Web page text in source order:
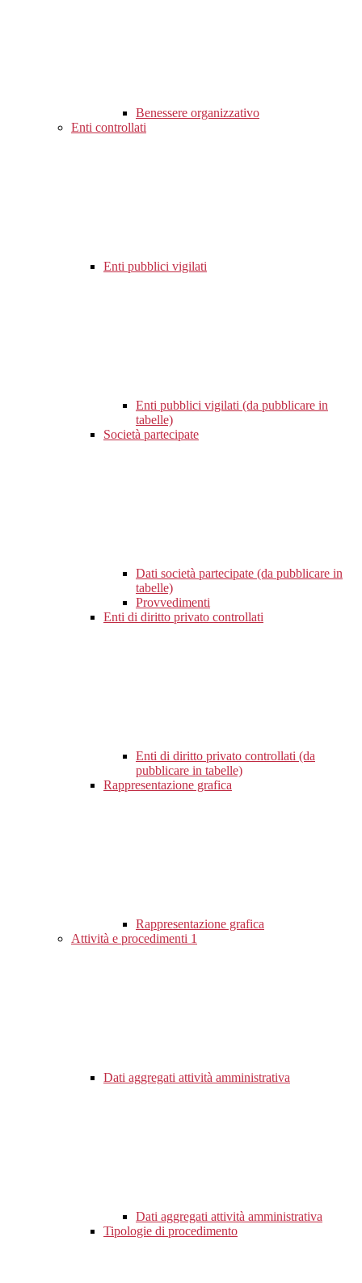
Benessere organizzativo
Enti controllati
Enti pubblici vigilati
Enti pubblici vigilati (da pubblicare in
tabelle)
Società partecipate
Dati società partecipate (da pubblicare in
tabelle)
Provvedimenti
Enti di diritto privato controllati
Enti di diritto privato controllati (da
pubblicare in tabelle)
Rappresentazione grafica
Rappresentazione grafica
Attività e procedimenti 1
Dati aggregati attività amministrativa
Dati aggregati attività amministrativa
Tipologie di procedimento